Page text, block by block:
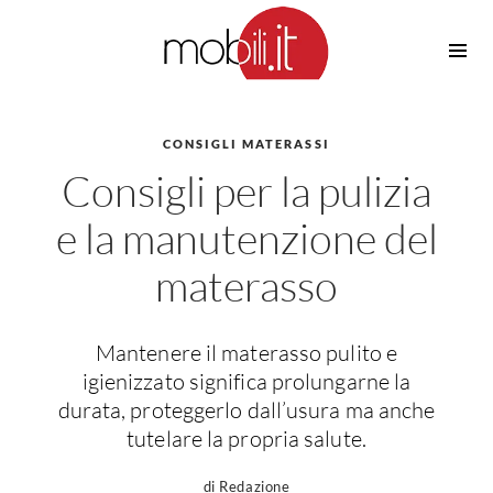
Cucine Design
Cucine Moderne
Cucine Classiche
Cucine Country
Cucine Monoblocco
Attrezzature Interne
Elettrodomestici
Frigoriferi
Irrigazione
Casette in Legno
Amaca
Pergole
Luce
CONSIGLI MATERASSI
Consigli per la pulizia
e la manutenzione del
materasso
Mantenere il materasso pulito e
igienizzato significa prolungarne la
durata, proteggerlo dall’usura ma anche
tutelare la propria salute.
di Redazione